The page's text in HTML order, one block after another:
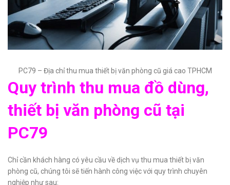
PC79 – Địa chỉ thu mua thiết bị văn phòng cũ giá cao TPHCM
Quy trình thu mua đồ dùng,
thiết bị văn phòng cũ tại
PC79
Chỉ cần khách hàng có yêu cầu về dịch vụ thu mua thiết bị văn
phòng cũ, chúng tôi sẽ tiến hành công việc với quy trình chuyên
nghiệp như sau: